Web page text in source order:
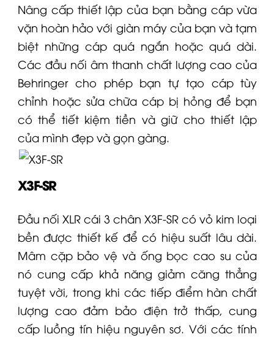
Nâng cấp thiết lập của bạn bằng cáp vừa
vặn hoàn hảo với giàn máy của bạn và tạm
biệt những cáp quá ngắn hoặc quá dài.
Các đầu nối âm thanh chất lượng cao của
Behringercho phép bạn tự tạo cáp tùy
chỉnh hoặc sửa chữa cáp bị hỏng để bạn
có thể tiết kiệm tiền và giữ cho thiết lập
của mình đẹp và gọn gàng.
X3F-SR
Đầu nối XLR cái 3 chân X3F-SR có vỏ kim loại
bền được thiết kế để có hiệu suất lâu dài.
Mâm cặp bảo vệ và ống bọc cao su của
nó cung cấp khả năng giảm căng thẳng
tuyệt vời, trong khi các tiếp điểm hàn chất
lượng cao đảm bảo điện trở thấp, cung
cấp luồng tín hiệu nguyên sơ. Với các tính